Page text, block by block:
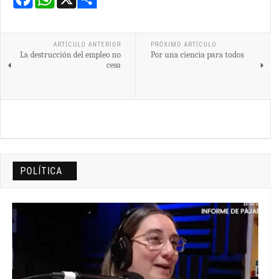
ARTÍCULO ANTERIOR
La destrucción del empleo no
cesa
PRÓXIMO ARTÍCULO
Por una ciencia para todos
POLÍTICA